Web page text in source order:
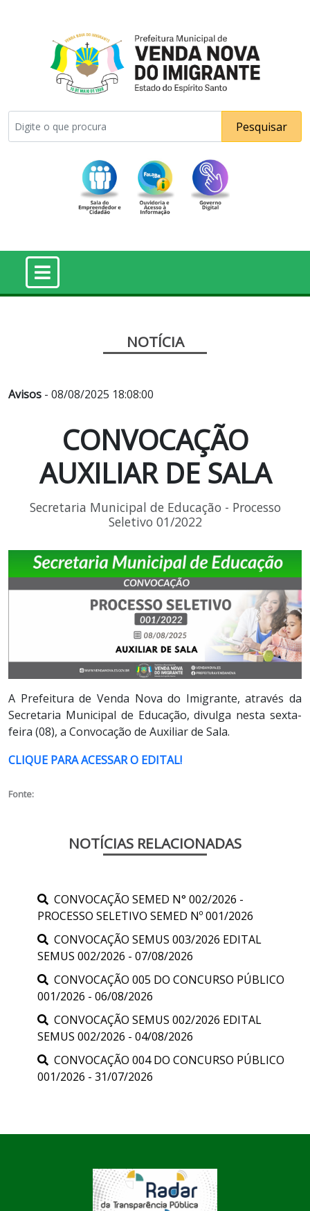
Pesquisar
NOTÍCIA
Avisos - 08/08/2025 18:08:00
CONVOCAÇÃO
AUXILIAR DE SALA
Secretaria Municipal de Educação - Processo
Seletivo 01/2022
A Prefeitura de Venda Nova do Imigrante, através da
Secretaria Municipal de Educação, divulga nesta sexta-
feira (08), a Convocação de Auxiliar de Sala.
CLIQUE PARA ACESSAR O EDITAL!
Fonte:
NOTÍCIAS RELACIONADAS
CONVOCAÇÃO SEMED N° 002/2026 -
PROCESSO SELETIVO SEMED Nº 001/2026
CONVOCAÇÃO SEMUS 003/2026 EDITAL
SEMUS 002/2026 - 07/08/2026
CONVOCAÇÃO 005 DO CONCURSO PÚBLICO
001/2026 - 06/08/2026
CONVOCAÇÃO SEMUS 002/2026 EDITAL
SEMUS 002/2026 - 04/08/2026
CONVOCAÇÃO 004 DO CONCURSO PÚBLICO
001/2026 - 31/07/2026